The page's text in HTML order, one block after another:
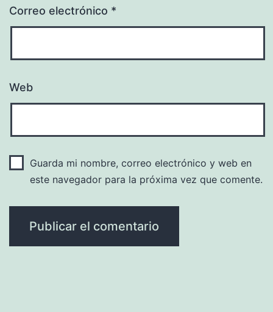
Correo electrónico *
Web
Guarda mi nombre, correo electrónico y web en
este navegador para la próxima vez que comente.